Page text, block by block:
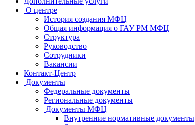
О центре
История создания МФЦ
Общая информация о ГАУ РМ МФЦ
Структура
Руководство
Сотрудники
Вакансии
Контакт-Центр
Документы
Федеральные документы
Региональные документы
Документы МФЦ
Внутренние нормативные документы